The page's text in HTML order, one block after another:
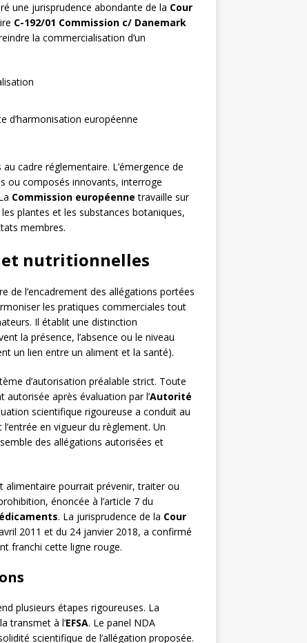
une jurisprudence abondante de la Cour
C-192/01 Commission c/ Danemark
la commercialisation d’un
d’harmonisation européenne
cadre réglementaire. L’émergence de
ou composés innovants, interroge
Commission européenne travaille sur
plantes et les substances botaniques,
membres.
et nutritionnelles
de l’encadrement des allégations portées
les pratiques commerciales tout
Il établit une distinction
la présence, l’absence ou le niveau
un lien entre un aliment et la santé).
d’autorisation préalable strict. Toute
après évaluation par l’Autorité
scientifique rigoureuse a conduit au
en vigueur du règlement. Un
des allégations autorisées et
alimentaire pourrait prévenir, traiter ou
énoncée à l’article 7 du
. La jurisprudence de la Cour
2011 et du 24 janvier 2018, a confirmé
franchi cette ligne rouge.
plusieurs étapes rigoureuses. La
transmet à l’EFSA. Le panel NDA
scientifique de l’allégation proposée.